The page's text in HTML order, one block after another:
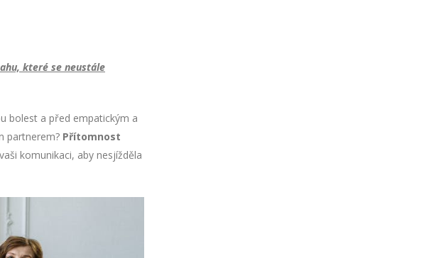
které se neustále
bolest a před empatickým a
partnerem? Přítomnost
komunikaci, aby nesjížděla